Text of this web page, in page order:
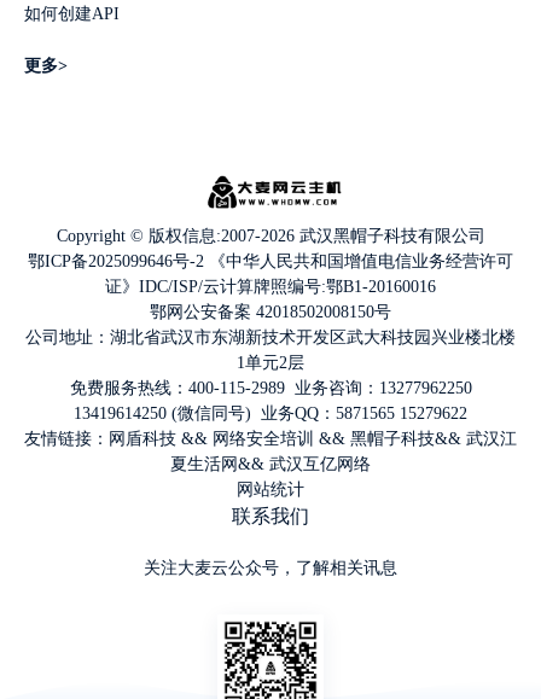
如何创建API
更多>
Copyright © 版权信息:2007-2026 武汉黑帽子科技有限公司
鄂ICP备2025099646号-2
《中华人民共和国增值电信业务经营许可
证》IDC/ISP/云计算牌照编号:鄂B1-20160016
鄂网公安备案 42018502008150号
公司地址：湖北省武汉市东湖新技术开发区武大科技园兴业楼北楼
1单元2层
免费服务热线：400-115-2989 业务咨询：13277962250
13419614250 (微信同号) 业务QQ：5871565 15279622
友情链接： 网盾科技 && 网络安全培训 && 黑帽子科技&& 武汉江
夏生活网 && 武汉互亿网络
网站统计
联系我们
关注大麦云公众号，了解相关讯息